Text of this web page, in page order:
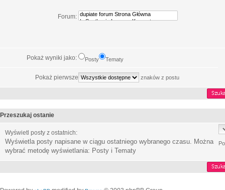
Forum:
Pokaż wyniki jako: Posty Tematy
Pokaż pierwsze znaków z postu
Przeszukaj ostanie
Wyświetl posty z ostatnich:
Wyświetla posty napisane w ciągu ostatniego wybranego czasu. Można
wybrać metodę wyświetlania: Posty i Tematy